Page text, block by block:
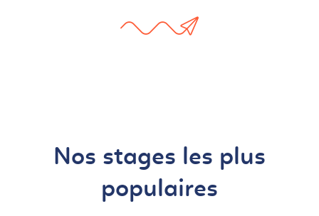
Nos stages les plus
populaires